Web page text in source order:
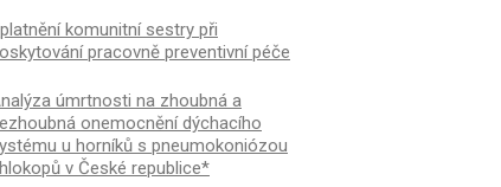
komunitní sestry při
pracovně preventivní péče
úmrtnosti na zhoubná a
onemocnění dýchacího
u horníků s pneumokoniózou
v České republice*